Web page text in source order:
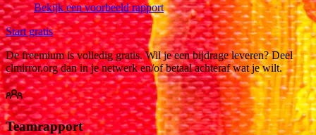
Bekijk een voorbeeld rapport
Start gratis
De freemium is volledig gratis. Wil je een bijdrage leveren? Deel
clmirror.org dan in je netwerk en/of betaal achteraf wat je wilt.
Teamrapport